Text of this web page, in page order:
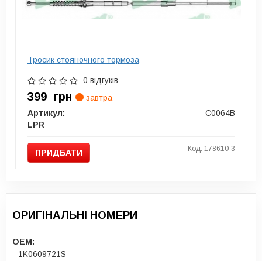
Тросик стояночного тормоза
0 відгуків
399 грн
завтра
Артикул:
C0064B
LPR
ПРИДБАТИ Код: 178610-3
ОРИГІНАЛЬНІ НОМЕРИ
OEM:
1K0609721S